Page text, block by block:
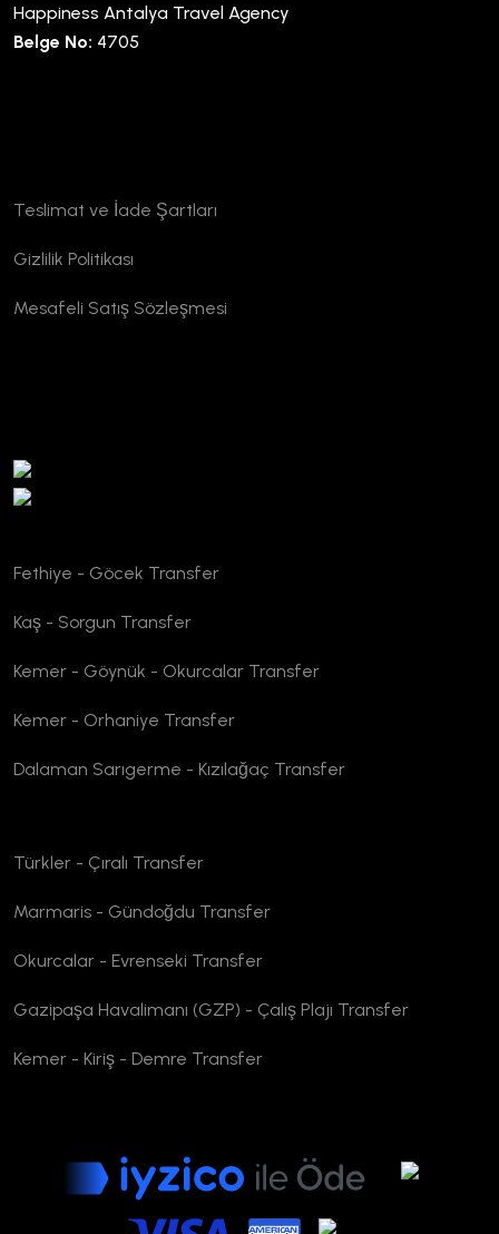
Happiness Antalya Travel Agency
Belge No: 4705
Teslimat ve İade Şartları
Gizlilik Politikası
Mesafeli Satış Sözleşmesi
Fethiye - Göcek Transfer
Kaş - Sorgun Transfer
Kemer - Göynük - Okurcalar Transfer
Kemer - Orhaniye Transfer
Dalaman Sarıgerme - Kızılağaç Transfer
Türkler - Çıralı Transfer
Marmaris - Gündoğdu Transfer
Okurcalar - Evrenseki Transfer
Gazipaşa Havalimanı (GZP) - Çalış Plajı Transfer
Kemer - Kiriş - Demre Transfer